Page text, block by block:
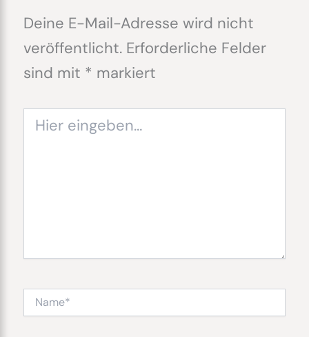
Deine E-Mail-Adresse wird nicht
veröffentlicht. Erforderliche Felder
sind mit * markiert
eingeben…